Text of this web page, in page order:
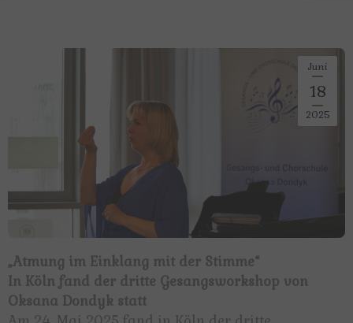
Juni
18
2025
„Atmung im Einklang mit der Stimme“
In Köln fand der dritte Gesangsworkshop von
Oksana Dondyk statt